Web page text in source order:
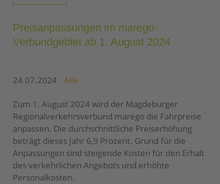
Preisanpassungen im marego-
Verbundgebiet ab 1. August 2024
24.07.2024 Alle
Zum 1. August 2024 wird der Magdeburger
Regionalverkehrsverbund marego die Fahrpreise
anpassen. Die durchschnittliche Preiserhöhung
beträgt dieses Jahr 6,9 Prozent. Grund für die
Anpassungen sind steigende Kosten für den Erhalt
des verkehrlichen Angebots und erhöhte
Personalkosten.